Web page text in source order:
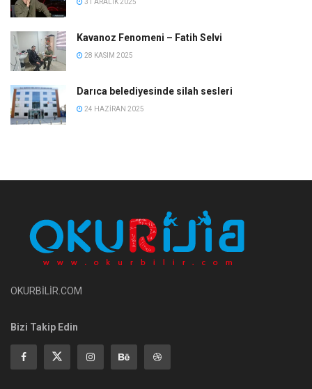
31 ARALIK 2025
Kavanoz Fenomeni – Fatih Selvi
28 KASIM 2025
Darıca belediyesinde silah sesleri
24 HAZIRAN 2025
OKURBİLİR.COM
Bizi Takip Edin